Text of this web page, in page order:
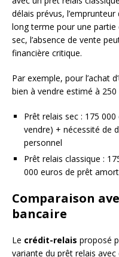
délais prévus,
long terme pour une partie
sec, l’absence de vente
financière critique.
Par exemple, pour l’achat
bien à vendre estimé à 250
Prêt relais sec : 175
vendre) + nécessité de
personnel
Prêt relais classique :
000 euros de prêt
Comparaison
bancaire
Le crédit-relais proposé
variante du prêt relais avec